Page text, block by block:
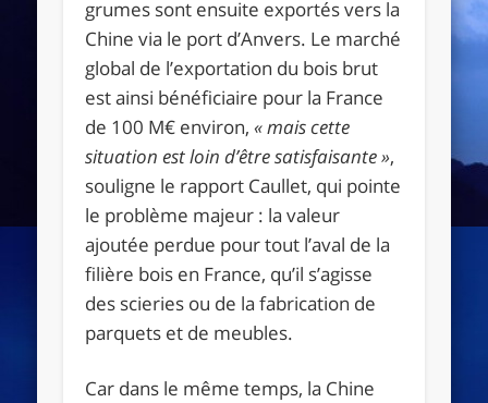
grumes sont ensuite exportés vers la
Chine via le port d’Anvers. Le marché
global de l’exportation du bois brut
est ainsi bénéficiaire pour la France
de 100 M€ environ,« mais cette
situation est loin d’être satisfaisante »,
souligne le rapport Caullet, qui pointe
le problème majeur : la valeur
ajoutée perdue pour tout l’aval de la
filière bois en France, qu’il s’agisse
des scieries ou de la fabrication de
parquets et de meubles.
Car dans le même temps, la Chine